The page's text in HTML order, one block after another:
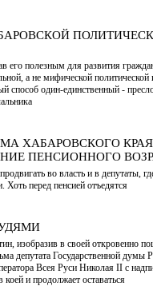
его полезным для развития
а не мифической политической
способ один-единственный -
ХАБАРОВСКОГО КРАЯ
ПЕНСИОННОГО
во власть и в депутаты,
Хоть перед пенсией отъедятся
изобразив в своей откровенно
депутата Государственной
Всея Руси Николая II с
и продолжает оставаться